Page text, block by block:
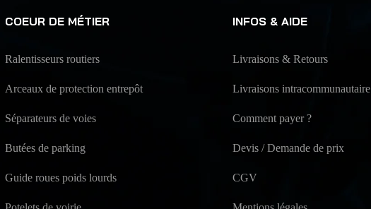
COEUR DE MÉTIER
Ralentisseurs routiers
Arceaux de protection entrepôt
Séparateurs de voies
Butées de parking
Guide roues poids lourds
INFOS & AIDE
Livraisons & Retours
Livraisons intracommunautaire
Comment payer ?
Devis / Demande de prix
CGV